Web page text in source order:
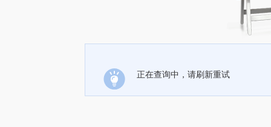
正在查询中，请刷新重试